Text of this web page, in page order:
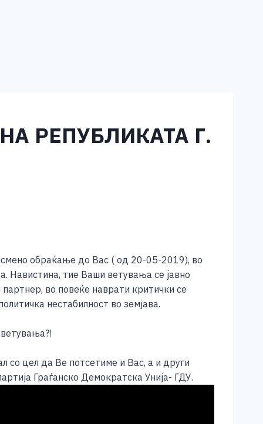
РЕПУБЛИКАТА Г.
обраќање до Вас ( од 20-05-2019), во
Навистина, тие Ваши ветувања се јавно
во повеќе наврати критички се
нестабилност во земјава.
со цел да Ве потсетиме и Вас, а и други
Граѓанско Демократска Унија- ГДУ.